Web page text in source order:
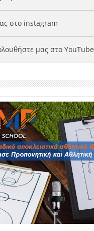
στο instagram
μας στο YouTube